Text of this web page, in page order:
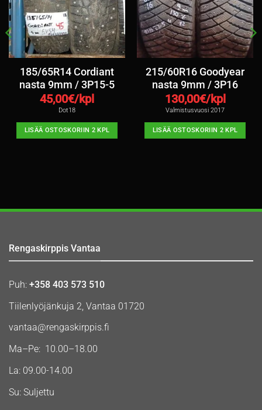
185/65R14 Cordiant
nasta 9mm / 3P15-5
45,00€/kpl
Dot18
LISÄÄ OSTOSKORIIN 2 KPL
215/60R16 Goodyear
nasta 9mm / 3P16
130,00€/kpl
Valmistusvuosi 2017
LISÄÄ OSTOSKORIIN 2 KPL
Rengaskirppis Vantaa
Puh: +358 403 573 510
Tiilenlyöjänkuja 2, Vantaa 01720
vantaa@rengaskirppis.fi
Ma–Pe: 10.00–18.00
La: 09.00-14.00
Su: Suljettu